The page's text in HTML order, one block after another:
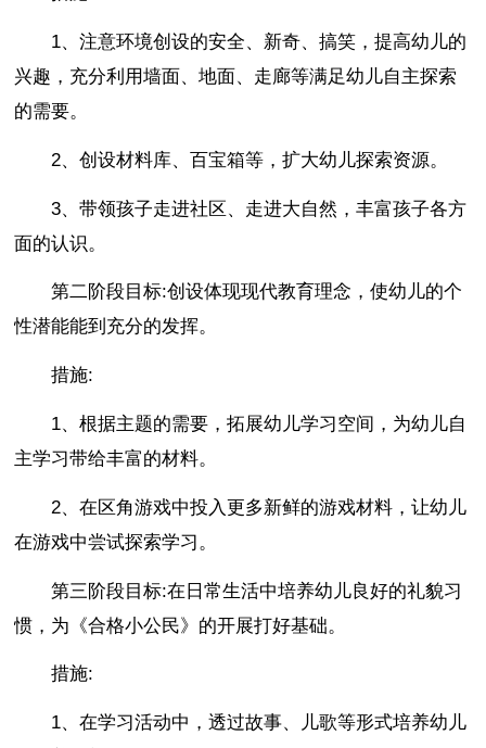
1、注意环境创设的安全、新奇、搞笑，提高幼儿的
兴趣，充分利用墙面、地面、走廊等满足幼儿自主探索
的需要。
2、创设材料库、百宝箱等，扩大幼儿探索资源。
3、带领孩子走进社区、走进大自然，丰富孩子各方
面的认识。
第二阶段目标:创设体现现代教育理念，使幼儿的个
性潜能能到充分的发挥。
措施:
1、根据主题的需要，拓展幼儿学习空间，为幼儿自
主学习带给丰富的材料。
2、在区角游戏中投入更多新鲜的游戏材料，让幼儿
在游戏中尝试探索学习。
第三阶段目标:在日常生活中培养幼儿良好的礼貌习
惯，为《合格小公民》的开展打好基础。
措施:
1、在学习活动中，透过故事、儿歌等形式培养幼儿